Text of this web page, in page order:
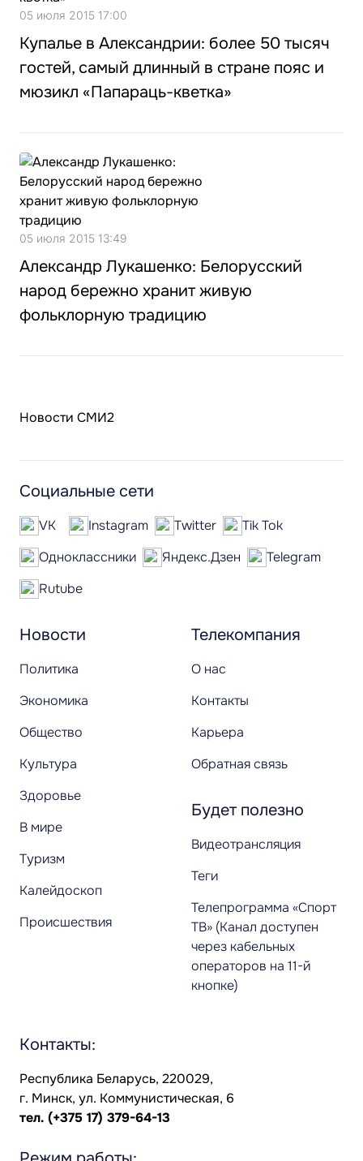
05 июля 2015 17:00
Купалье в Александрии: более 50 тысяч
гостей, самый длинный в стране пояс и
мюзикл «Папараць-кветка»
05 июля 2015 13:49
Александр Лукашенко: Белорусский
народ бережно хранит живую
фольклорную традицию
Новости СМИ2
Новости
Политика
Экономика
Общество
Культура
Здоровье
В мире
Туризм
Калейдоскоп
Происшествия
Телекомпания
О нас
Контакты
Карьера
Обратная связь
Будет полезно
Видеотрансляция
Теги
Телепрограмма «Спорт
ТВ» (Канал доступен
через кабельных
операторов на 11-й
кнопке)
Социальные сети
VK Instagram Twitter
Tik Tok
Одноклассники
Яндекс.Дзен
Telegram
Rutube
Контакты:
Республика Беларусь, 220029,
г. Минск, ул. Коммунистическая, 6
тел. (+375 17) 379-64-13